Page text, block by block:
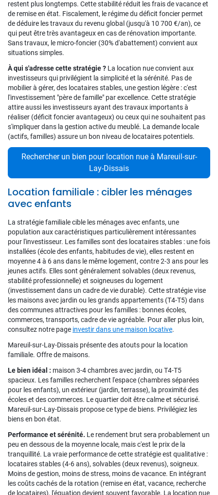
restent plus longtemps. Cette stabilité réduit les frais de vacance et
de remise en état. Fiscalement, le régime du déficit foncier permet
de déduire les travaux du revenu global (jusqu'à 10 700 €/an), ce
qui peut être très avantageux en cas de rénovation importante.
Sans travaux, le micro-foncier (30% d'abattement) convient aux
situations simples.
À qui s'adresse cette stratégie ? La location nue convient aux
investisseurs qui privilégient la simplicité et la sérénité. Pas de
mobilier à gérer, des locataires stables, une gestion légère : c'est
l'investissement "père de famille" par excellence. Cette stratégie
attire aussi les investisseurs ayant des travaux importants à
réaliser (déficit foncier avantageux) ou ceux qui ne souhaitent pas
s'impliquer dans la gestion active du meublé. La demande locale
(actifs, familles) assure un bon niveau de locataires potentiels.
Rechercher un bien pour location nue à Mareuil-sur-
Lay-Dissais
Location familiale : cibler les ménages
avec enfants
La stratégie familiale cible les ménages avec enfants, une
population aux caractéristiques particulièrement intéressantes
pour l'investisseur. Les familles sont des locataires stables : une fois
installées (école des enfants, habitudes de vie), elles restent en
moyenne 4 à 6 ans dans le même logement, contre 2-3 ans pour les
jeunes actifs. Elles sont généralement solvables (deux revenus,
stabilité professionnelle) et soigneuses du logement
(investissement dans un cadre de vie durable). Cette stratégie vise
les maisons avec jardin ou les grands appartements (T4-T5) dans
des communes attractives pour les familles : bonnes écoles,
commerces, transports, cadre de vie agréable. Pour aller plus loin,
consultez notre page investir dans une maison locative.
Mareuil-sur-Lay-Dissais présente des atouts pour la location
familiale. Offre de maisons.
Le bien idéal : maison 3-4 chambres avec jardin, ou T4-T5
spacieux. Les familles recherchent l'espace (chambres séparées
pour les enfants), un extérieur (jardin, terrasse), la proximité des
écoles et des commerces. Le quartier doit être calme et sécurisé.
Mareuil-sur-Lay-Dissais propose ce type de biens. Privilégiez les
biens en bon état.
Performance et sérénité. Le rendement brut sera probablement un
peu en dessous de la moyenne locale, mais c'est le prix de la
tranquillité. La vraie performance de cette stratégie est qualitative :
locataires stables (4-6 ans), solvables (deux revenus), soigneux.
Moins de gestion, moins de stress, moins de vacance. En intégrant
les coûts cachés de la rotation (remise en état, vacance, recherche
de locataires), l'équation devient souvent favorable. La location nue